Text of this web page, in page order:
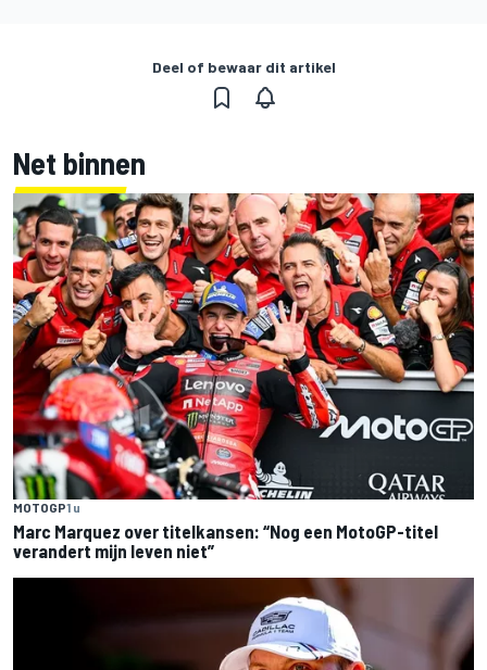
Deel of bewaar dit artikel
Net binnen
MOTOGP1 u
Marc Marquez over titelkansen: “Nog een MotoGP-titel
verandert mijn leven niet”